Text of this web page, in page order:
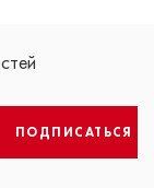
ПОДПИСАТЬСЯ